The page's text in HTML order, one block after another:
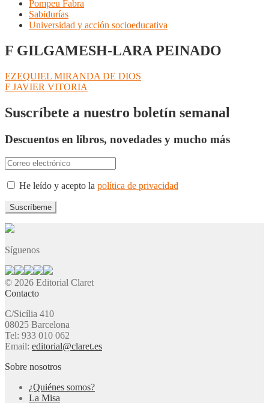
Pompeu Fabra
Sabidurías
Universidad y acción socioeducativa
F GILGAMESH-LARA PEINADO
Navegación
de
entradas
Anterior:
EZEQUIEL MIRANDA DE DIOS
Siguiente:
F JAVIER VITORIA
Suscríbete a nuestro boletín semanal
Descuentos en libros, novedades y mucho más
He leído y acepto la política de privacidad
Síguenos
© 2026 Editorial Claret
Contacto
C/Sicília 410
08025 Barcelona
Tel: 933 010 062
Email: editorial@claret.es
Sobre nosotros
¿Quiénes somos?
La Misa